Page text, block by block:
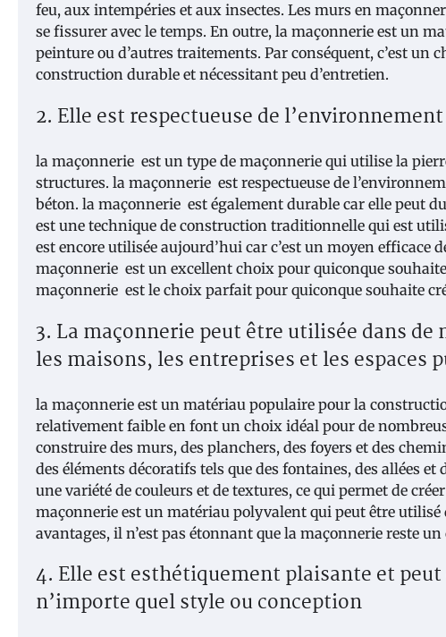
feu, aux intempéries et aux insectes. Les murs en
se fissurer avec le temps. En outre, la maçonnerie est un
peinture ou d’autres traitements. Par conséquent, c’est
construction durable et nécessitant peu d’entretien.
2. Elle est respectueuse de
la maçonnerie est un type de maçonnerie qui utilise la
structures. la maçonnerie est respectueuse de
béton. la maçonnerie est également durable car elle peut
est une technique de construction traditionnelle qui est
est encore utilisée aujourd’hui car c’est un moyen
maçonnerie est un excellent choix pour quiconque
maçonnerie est le choix parfait pour quiconque souhaite
3. La maçonnerie peut être utilisée dans
les maisons, les entreprises et les espaces
la maçonnerie est un matériau populaire pour la
relativement faible en font un choix idéal pour de
construire des murs, des planchers, des foyers et des
des éléments décoratifs tels que des fontaines, des allées
une variété de couleurs et de textures, ce qui permet de
maçonnerie est un matériau polyvalent qui peut être
avantages, il n’est pas étonnant que la maçonnerie reste
4. Elle est esthétiquement plaisante et
n’importe quel style ou conception